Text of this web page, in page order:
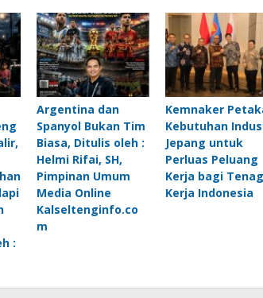
:
Argentina dan
Spanyol Bukan Tim
Biasa, Ditulis oleh :
Helmi Rifai, SH,
Pimpinan Umum
Media Online
Kalseltenginfo.co
m
Kemnaker
Kebutuhan
Jepang untuk
Perluas Peluang
Kerja bagi
Kerja Indonesia